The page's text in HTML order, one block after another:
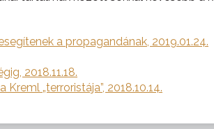
a propagandának, 2019.01.24.
2018.11.18.
„terroristája”, 2018.10.14.